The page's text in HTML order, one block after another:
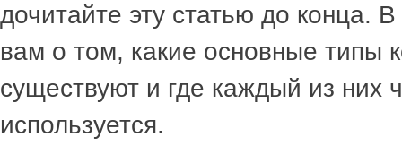
дочитайте эту статью до конца.
вам о том, какие основные типы
существуют и где каждый из них
используется.